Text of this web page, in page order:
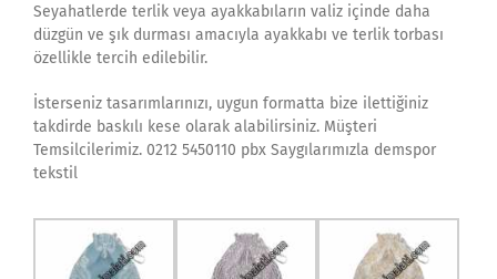
Seyahatlerde terlik veya ayakkabıların valiz içinde daha
düzgün ve şık durması amacıyla ayakkabı ve terlik torbası
özellikle tercih edilebilir.
İsterseniz tasarımlarınızı, uygun formatta bize ilettiğiniz
takdirde baskılı kese olarak alabilirsiniz. Müşteri
Temsilcilerimiz. 0212 5450110 pbx Saygılarımızla demspor
tekstil